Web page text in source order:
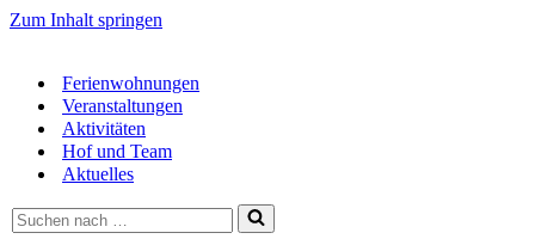
Zum Inhalt springen
Ferienwohnungen
Veranstaltungen
Aktivitäten
Hof und Team
Aktuelles
Suchen
nach …